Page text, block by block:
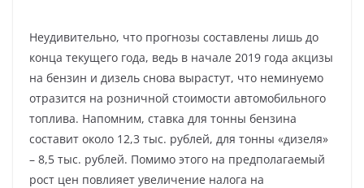
Неудивительно, что прогнозы составлены лишь до
конца текущего года, ведь в начале 2019 года акцизы
на бензин и дизель снова вырастут, что неминуемо
отразится на розничной стоимости автомобильного
топлива. Напомним, ставка для тонны бензина
составит около 12,3 тыс. рублей, для тонны «дизеля»
– 8,5 тыс. рублей. Помимо этого на предполагаемый
рост цен повлияет увеличение налога на